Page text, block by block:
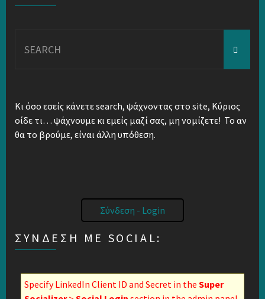
for:
Κι όσο εσείς κάνετε search, ψάχνοντας στο site, Κύριος
οίδε τι… ψάχνουμε κι εμείς μαζί σας, μη νομίζετε! Το αν
θα το βρούμε, είναι άλλη υπόθεση.
Σύνδεση - Login
ΣΎΝΔΕΣΗ ΜΕ SOCIAL:
Specify LinkedIn Client ID and Secret in the Super